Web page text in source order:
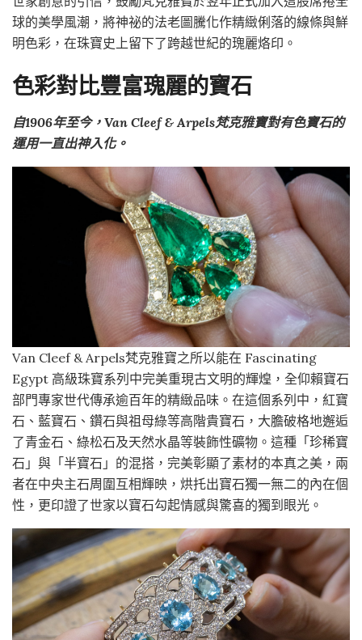
球的美學風潮，將神祕的法老圖騰化作精緻俐落的線條與鮮
明色彩，在珠寶史上留下了跨越世紀的瑰麗烙印。
色彩對比豐富瑰麗的寶石
自1906年至今，Van Cleef & Arpels梵克雅寶對有色寶石的
運用一直出神入化。
Van Cleef & Arpels梵克雅寶之所以能在 Fascinating
Egypt 高級珠寶系列中完美重現古文明的輝煌，全仰賴寶石
部門專家世代傳承逾百年的精緻品味。在這個系列中，紅寶
石、藍寶石、鑽石與祖母綠等高階貴寶石，大膽破格地邂逅
了青金石、綠松石及天然水晶等裝飾性礦物。這種「珍稀寶
石」與「半寶石」的混搭，完美彰顯了素材的本真之美，兩
者在中央主石周圍互相輝映，烘托出寶石獨一無二的內在個
性，更印證了世家以寶石勾起情感與驚喜的獨到眼光。